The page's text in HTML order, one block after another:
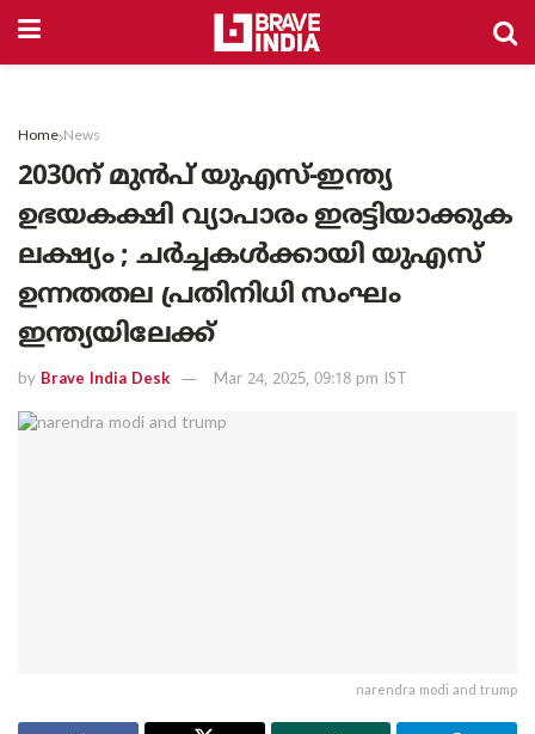
Home News
2030ന് മുൻപ് യുഎസ്-ഇന്ത്യ
ഉഭയകക്ഷി വ്യാപാരം ഇരട്ടിയാക്കുക
ലക്ഷ്യം ; ചർച്ചകൾക്കായി യുഎസ്
ഉന്നതതല പ്രതിനിധി സംഘം
ഇന്ത്യയിലേക്ക്
by Brave India Desk Mar 24, 2025, 09:18 pm IST
narendra modi and trump